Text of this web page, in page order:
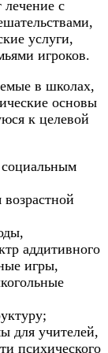
лечение с
услуги,
игроков.
в школах,
основы
к целевой
аддитивного
игры,
для учителей,
психического